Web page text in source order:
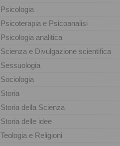
Psicologia
Psicoterapia e Psicoanalisi
Psicologia analitica
Scienza e Divulgazione scientifica
Sessuologia
Sociologia
Storia
Storia della Scienza
Storia delle idee
Teologia e Religioni